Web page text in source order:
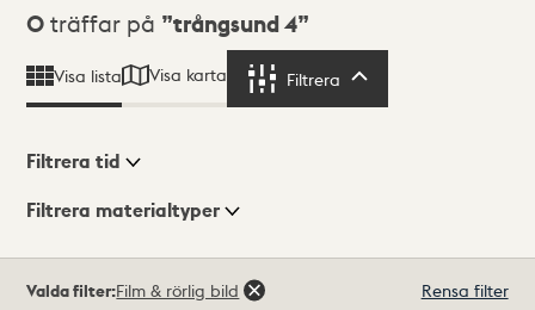
Sökresultat
0 träffar på trångsund 4
Visa lista Visa karta Filtrera
Visningsläge
Filtrera tid
Filtrera materialtyper
träffar
Valda filter:Film & rörlig bild Rensa filter